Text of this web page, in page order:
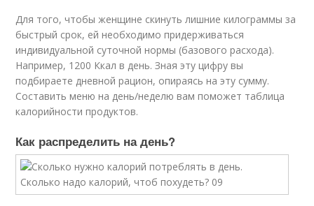
Для того, чтобы женщине скинуть лишние килограммы за
быстрый срок, ей необходимо придерживаться
индивидуальной суточной нормы (базового расхода).
Например, 1200 Ккал в день. Зная эту цифру вы
подбираете дневной рацион, опираясь на эту сумму.
Составить меню на день/неделю вам поможет таблица
калорийности продуктов.
Как распределить на день?